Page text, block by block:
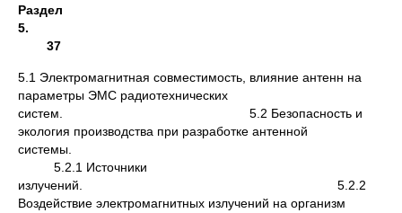
Раздел
5.
37
5.1 Электромагнитная совместимость, влияние антенн на
параметры ЭМС радиотехнических
систем. 5.2 Безопасность и
экология производства при разработке антенной
системы.
5.2.1 Источники
излучений. 5.2.2
Воздействие электромагнитных излучений на организм